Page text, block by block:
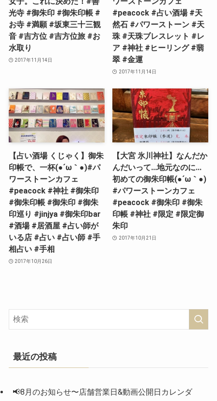
光寺 #御朱印 #御朱印帳 #
お寺 #満願 #坂東三十三観
音 #吉方位 #吉方位旅 #お
水取り
2017年11月14日
#peacock #占い酒場 #天
然石 #パワーストーン #天
珠 #天珠ブレスレット #レ
ア #神社 #ヒーリング #翡
翠 #金運
2017年11月14日
【占い酒場 くじゃく】御朱
印帳で、一杯(●´ω｀●)#パ
ワーストーンカフェ
#peacock #神社 #御朱印
#御朱印帳 #御朱印 #御朱
印巡り #jinjya #御朱印bar
#酒場 #居酒屋 #占い師が
いる店 #占い #占い師 #手
相占い #手相
2017年10月26日
【大宮 氷川神社】なんだか
んだいって…地元なのに…
初めての御朱印帳(●´ω｀●)
#パワーストーンカフェ
#peacock #御朱印 #御朱
印帳 #神社 #限定 #限定御
朱印
2017年10月21日
最近の投稿
📢8月のお知らせ〜店舗営業日&動画公開日カレンダ